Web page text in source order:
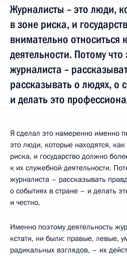
Журналисты – это люди,
в зоне риска, и
внимательно относиться
деятельности. Потому что
журналиста –
рассказывать о людях, о
и делать это
Я сделал это намеренно именно
это люди, которые находятся,
риска, и государство должно
к их служебной деятельности.
журналиста – рассказывать
о событиях в стране – и делать
и честно.
Именно поэтому деятельность
кстати, ни были: правые, левые,
радикальных взглядов, – их